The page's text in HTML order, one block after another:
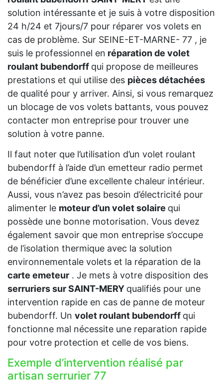
solution intéressante et je suis à votre disposition
24 h/24 et 7jours/7 pour réparer vos volets en
cas de problème. Sur SEINE-ET-MARNE- 77 , je
suis le professionnel en réparation de volet
roulant bubendorff qui propose de meilleures
prestations et qui utilise des pièces détachées
de qualité pour y arriver. Ainsi, si vous remarquez
un blocage de vos volets battants, vous pouvez
contacter mon entreprise pour trouver une
solution à votre panne.
Il faut noter que l’utilisation d’un volet roulant
bubendorff à l’aide d’un emetteur radio permet
de bénéficier d’une excellente chaleur intérieur.
Aussi, vous n’avez pas besoin d’électricité pour
alimenter le moteur d’un volet solaire qui
possède une bonne motorisation. Vous devez
également savoir que mon entreprise s’occupe
de l’isolation thermique avec la solution
environnementale volets et la réparation de la
carte emeteur . Je mets à votre disposition des
serruriers sur SAINT-MERY qualifiés pour une
intervention rapide en cas de panne de moteur
bubendorff. Un volet roulant bubendorff qui
fonctionne mal nécessite une reparation rapide
pour votre protection et celle de vos biens.
Exemple d’intervention réalisé par
artisan serrurier 77